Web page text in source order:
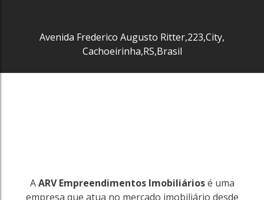
Avenida Frederico Augusto Ritter,223,City,
Cachoeirinha,RS,Brasil
AARV Empreendimentos Imobiliáriosé uma
empresa que atua no mercado imobiliário desde